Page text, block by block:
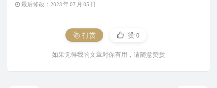
最后修改：2023 年 07 月 05 日
打赏 赞0
如果觉得我的文章对你有用，请随意赞赏